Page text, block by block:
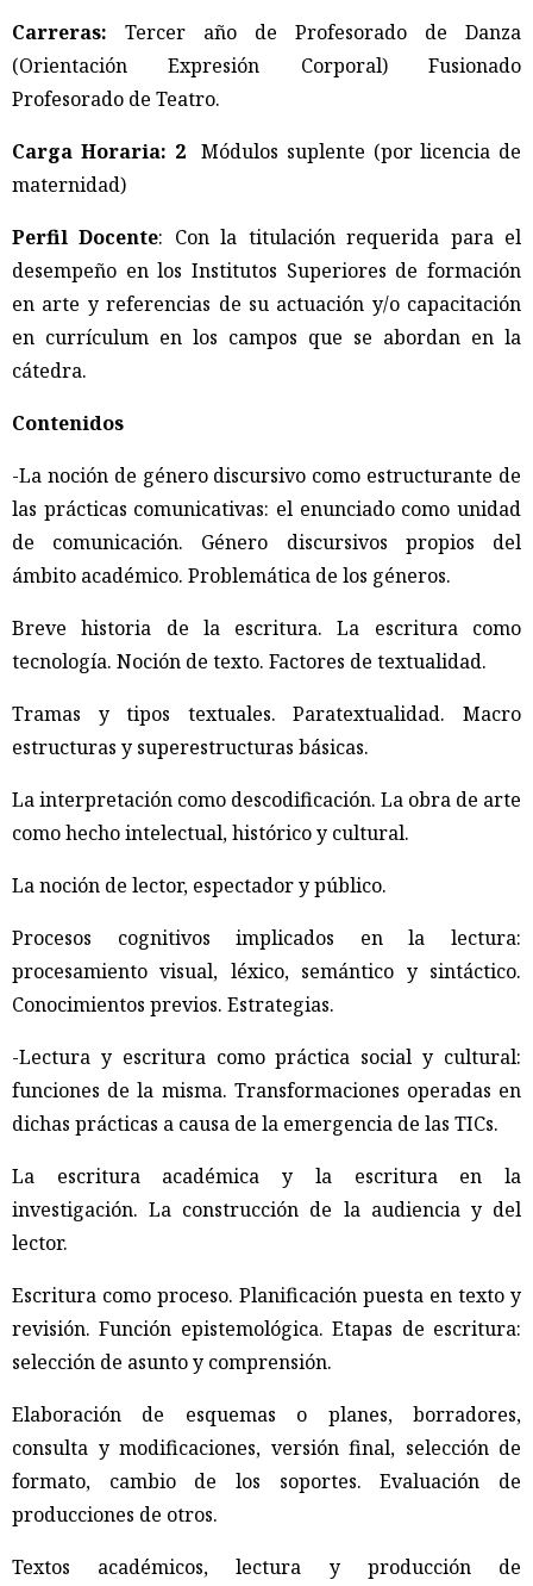
Carreras: Tercer año de Profesorado de Danza
(Orientación Expresión Corporal) Fusionado
Profesorado de Teatro.
Carga Horaria: 2Módulos suplente (por licencia de
maternidad)
Perfil Docente: Con la titulación requerida para el
desempeño en los Institutos Superiores de formación
en arte y referencias de su actuación y/o capacitación
en currículum en los campos que se abordan en la
cátedra.
Contenidos
-La noción de género discursivo como estructurante de
las prácticas comunicativas: el enunciado como unidad
de comunicación. Género discursivos propios del
ámbito académico. Problemática de los géneros.
Breve historia de la escritura. La escritura como
tecnología. Noción de texto. Factores de textualidad.
Tramas y tipos textuales. Paratextualidad. Macro
estructuras y superestructuras básicas.
La interpretación como descodificación. La obra de arte
como hecho intelectual, histórico y cultural.
La noción de lector, espectador y público.
Procesos cognitivos implicados en la lectura:
procesamiento visual, léxico, semántico y sintáctico.
Conocimientos previos. Estrategias.
-Lectura y escritura como práctica social y cultural:
funciones de la misma. Transformaciones operadas en
dichas prácticas a causa de la emergencia de las TICs.
La escritura académica y la escritura en la
investigación. La construcción de la audiencia y del
lector.
Escritura como proceso. Planificación puesta en texto y
revisión. Función epistemológica. Etapas de escritura:
selección de asunto y comprensión.
Elaboración de esquemas o planes, borradores,
consulta y modificaciones, versión final, selección de
formato, cambio de los soportes. Evaluación de
producciones de otros.
Textos académicos, lectura y producción de